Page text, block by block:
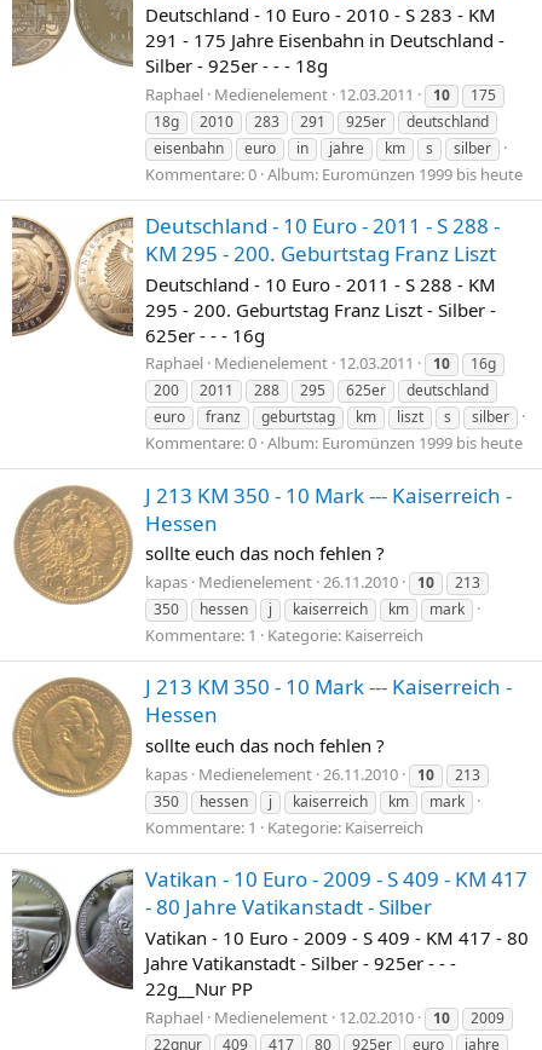
Deutschland - 10 Euro - 2010 - S 283 - KM
291 - 175 Jahre Eisenbahn in Deutschland -
Silber - 925er - - - 18g
Raphael Medienelement 12.03.2011 10
175
18g
2010 283 291 925er
deutschland
eisenbahn
euro in jahre km s silber
Kommentare: 0 Album: Euromünzen 1999 bis heute
Deutschland - 10 Euro - 2011 - S 288 -
KM 295 - 200. Geburtstag Franz Liszt
Deutschland - 10 Euro - 2011 - S 288 - KM
295 - 200. Geburtstag Franz Liszt - Silber -
625er - - - 16g
Raphael Medienelement 12.03.2011 10
16g
200
2011 288 295 625er
deutschland
euro
franz geburtstag km liszt s silber
Kommentare: 0 Album: Euromünzen 1999 bis heute
J 213 KM 350 - 10 Mark --- Kaiserreich -
Hessen
sollte euch das noch fehlen ?
kapas Medienelement 26.11.2010 10
213
350
hessen j kaiserreich km mark
Kommentare: 1 Kategorie: Kaiserreich
J 213 KM 350 - 10 Mark --- Kaiserreich -
Hessen
sollte euch das noch fehlen ?
kapas Medienelement 26.11.2010 10
213
350
hessen j kaiserreich km mark
Kommentare: 1 Kategorie: Kaiserreich
Vatikan - 10 Euro - 2009 - S 409 - KM 417
- 80 Jahre Vatikanstadt - Silber
Vatikan - 10 Euro - 2009 - S 409 - KM 417 - 80
Jahre Vatikanstadt - Silber - 925er - - -
22g__Nur PP
Raphael Medienelement 12.02.2010 10
2009
22gnur
409 417 80 925er euro jahre